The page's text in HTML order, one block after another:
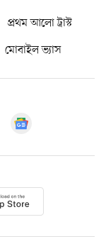
প্রথম আলো ট্রাস্ট
মোবাইল ভ্যাস